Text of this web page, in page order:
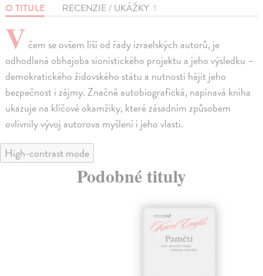
O TITULE RECENZIE / UKÁŽKY 1
Včem se ovšem liší od řady izraelských autorů, je
odhodlaná obhajoba sionistického projektu a jeho výsledku –
demokratického židovského státu a nutnosti hájit jeho
bezpečnost i zájmy. Značně autobiografická, napínavá kniha
ukazuje na klíčové okamžiky, které zásadním způsobem
ovlivnily vývoj autorova myšlení i jeho vlasti.
High-contrast mode
Podobné tituly